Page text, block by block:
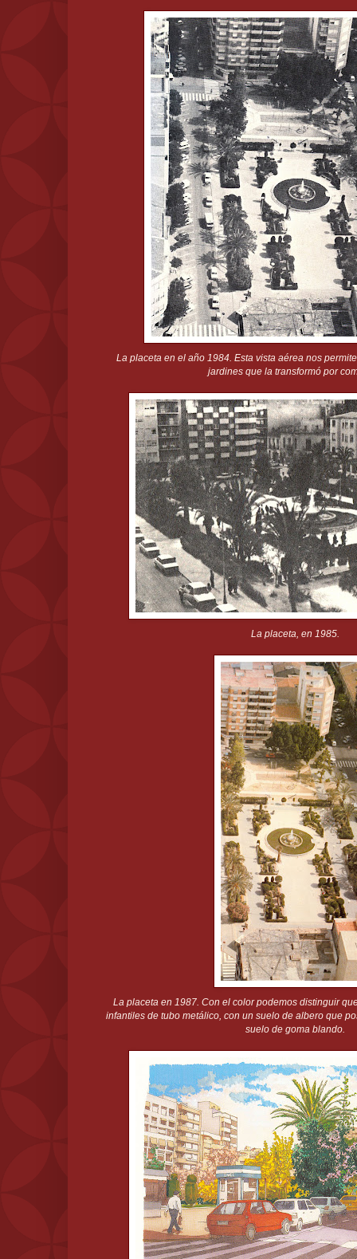
La placeta en el año 1984. Esta vista aérea nos
jardines que la transformó por
La placeta, en 1985.
La placeta en 1987. Con el color podemos distinguir
infantiles de tubo metálico, con un suelo de albero que
suelo de goma blando.